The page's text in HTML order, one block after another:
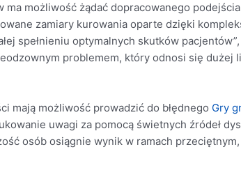
możliwość żądać dopracowanego
zamiary kurowania oparte dzięki
spełnieniu optymalnych skutków
problemem, który odnosi się dużej
mają możliwość prowadzić do błędnego Gry
uwagi za pomocą świetnych źródeł
osób osiągnie wynik w ramach